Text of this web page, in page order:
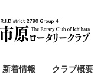
新着情報 クラブ概要